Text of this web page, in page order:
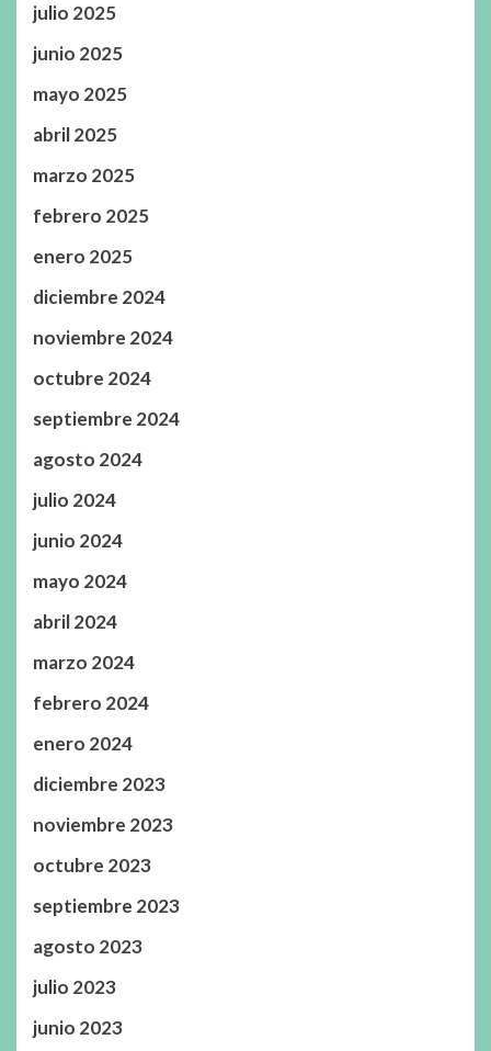
julio 2025
junio 2025
mayo 2025
abril 2025
marzo 2025
febrero 2025
enero 2025
diciembre 2024
noviembre 2024
octubre 2024
septiembre 2024
agosto 2024
julio 2024
junio 2024
mayo 2024
abril 2024
marzo 2024
febrero 2024
enero 2024
diciembre 2023
noviembre 2023
octubre 2023
septiembre 2023
agosto 2023
julio 2023
junio 2023